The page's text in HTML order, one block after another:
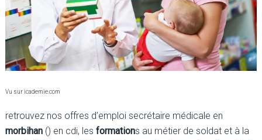
Vu sur icademie.com
retrouvez nos offres d’emploi secrétaire médicale en
morbihan() en cdi, les formations au métier de soldat et à la